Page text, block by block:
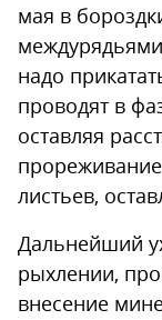
мая в
надо
проводят в
оставляя
листьев,
Дальнейший
рыхлении,
внесение